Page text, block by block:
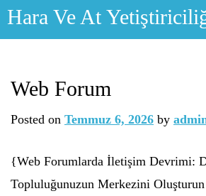
Skip
Hara Ve At
Web Forum
Posted on Temmuz 6, 2026 by
{Web Forumlarda İletişim Devrimi:
Topluluğunuzun Merkezini Oluşturun